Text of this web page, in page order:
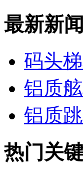
最新新闻
码头
铝质
铝质
热门关